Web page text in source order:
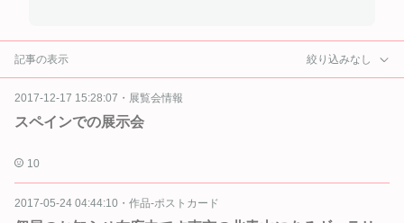
記事の表示 絞り込みなし
2017-12-17 15:28:07 ・ 展覧会情報
スペインでの展示会
10
2017-05-24 04:44:10 ・ 作品-ポストカード